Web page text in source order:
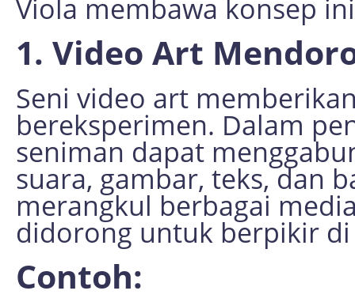
Viola membawa konsep
1. Video Art
Seni video art
bereksperimen. Dalam
seniman dapat
suara, gambar, teks, dan
merangkul berbagai
didorong untuk berpikir
Contoh: